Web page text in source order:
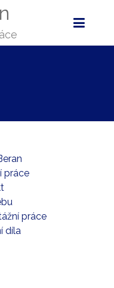
práce
práce
díla